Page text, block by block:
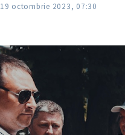
19 octombrie 2023, 07:30